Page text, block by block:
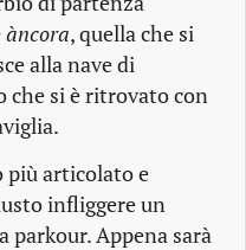
àncora, quella che si
alla nave di
che si è ritrovato con
più articolato e
infliggere un
parkour. Appena sarà